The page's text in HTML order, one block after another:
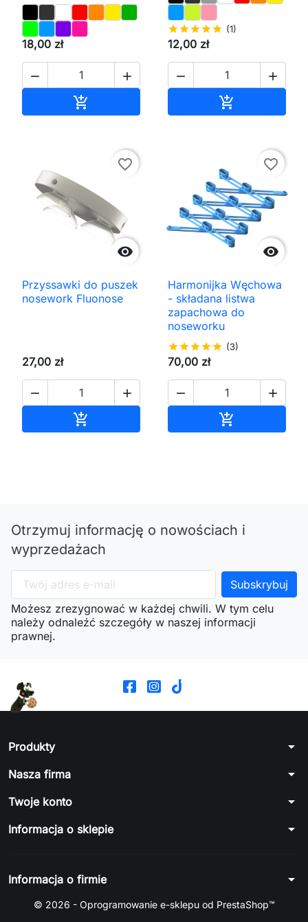
18,00 zł
 

starstarstarstarstar (1)
12,00 zł
 


favorite_border
Przyssawki do puszek
nosework Fluonose
27,00 zł
 


favorite_border
Harmonijka Węchowa
- składana listwa
zapachowa do
noseworku
starstarstarstarstar (3)
70,00 zł
 

Otrzymuj informację o nowościach i
wyprzedażach
Możesz zrezygnować w każdej chwili. W tym celu
należy odnaleźć szczegóły w naszej informacji
prawnej.
Produkty arrow_drop_down
Nasza firma arrow_drop_down
Twoje konto arrow_drop_down
Informacja o sklepie arrow_drop_down
Informacja o firmie arrow_drop_down
© 2026 - Oprogramowanie e-sklepu od PrestaShop™